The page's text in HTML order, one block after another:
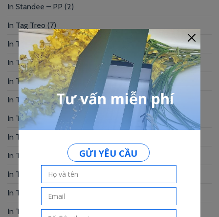
In Standee – PP (2)
In Tag Treo (7)
In Thẻ Bài(2)
In Thẻ Nhân Viên(3)
In Thẻ Nhựa(34)
In Thiệp Chúc Mừng(6)
In Thiệp Cưới(33)
In Thiệp Mời
In Tờ Rơi
In Tranh
In Truyện Tranh(4)
In Túi Giấy(10)